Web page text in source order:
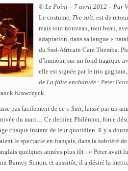
© Le Point – 7 avril 2012 – Par
Le costume, The suit, est de
mais tout nouveau, tout beau,
adaptation, dans sa langue «
du Sud-Africain Cam Themba.
d’humour, sur un fond tragique
elle est signée par le trio
de La flûte enchantée : Peter
Krawczyck.
pas facilement de ce « Suit, laissé par un
du mari… Ce dernier, Philémon, force
chaque instant de leur quotidien. Il y a
le spectacle en français, dans la sobriété
quelques années plus tôt : « Peter avait
Barney Simon, et aussitôt, il a désiré la